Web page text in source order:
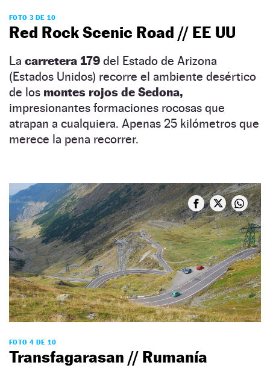
FOTO 3 DE 10
Red Rock Scenic Road // EE UU
La carretera 179 del Estado de Arizona
(Estados Unidos) recorre el ambiente desértico
de los montes rojos de Sedona,
impresionantes formaciones rocosas que
atrapan a cualquiera. Apenas 25 kilómetros que
merece la pena recorrer.
FOTO 4 DE 10
Transfagarasan // Rumanía